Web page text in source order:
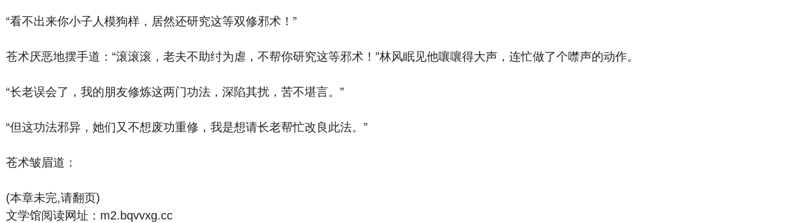
“看不出来你小子人模狗样，居然还研究这等双修邪术！”
苍术厌恶地摆手道：“滚滚滚，老夫不助纣为虐，不帮你研究这等邪术！”林风眠见他嚷嚷得大声，连忙做了个噤声的动作。
“长老误会了，我的朋友修炼这两门功法，深陷其扰，苦不堪言。”
“但这功法邪异，她们又不想废功重修，我是想请长老帮忙改良此法。”
苍术皱眉道：
(本章未完,请翻页)
文学馆阅读网址：m2.bqvvxg.cc